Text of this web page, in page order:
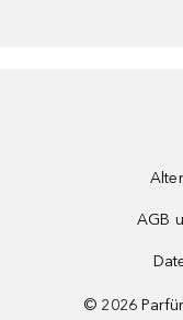
AGB
© 2026